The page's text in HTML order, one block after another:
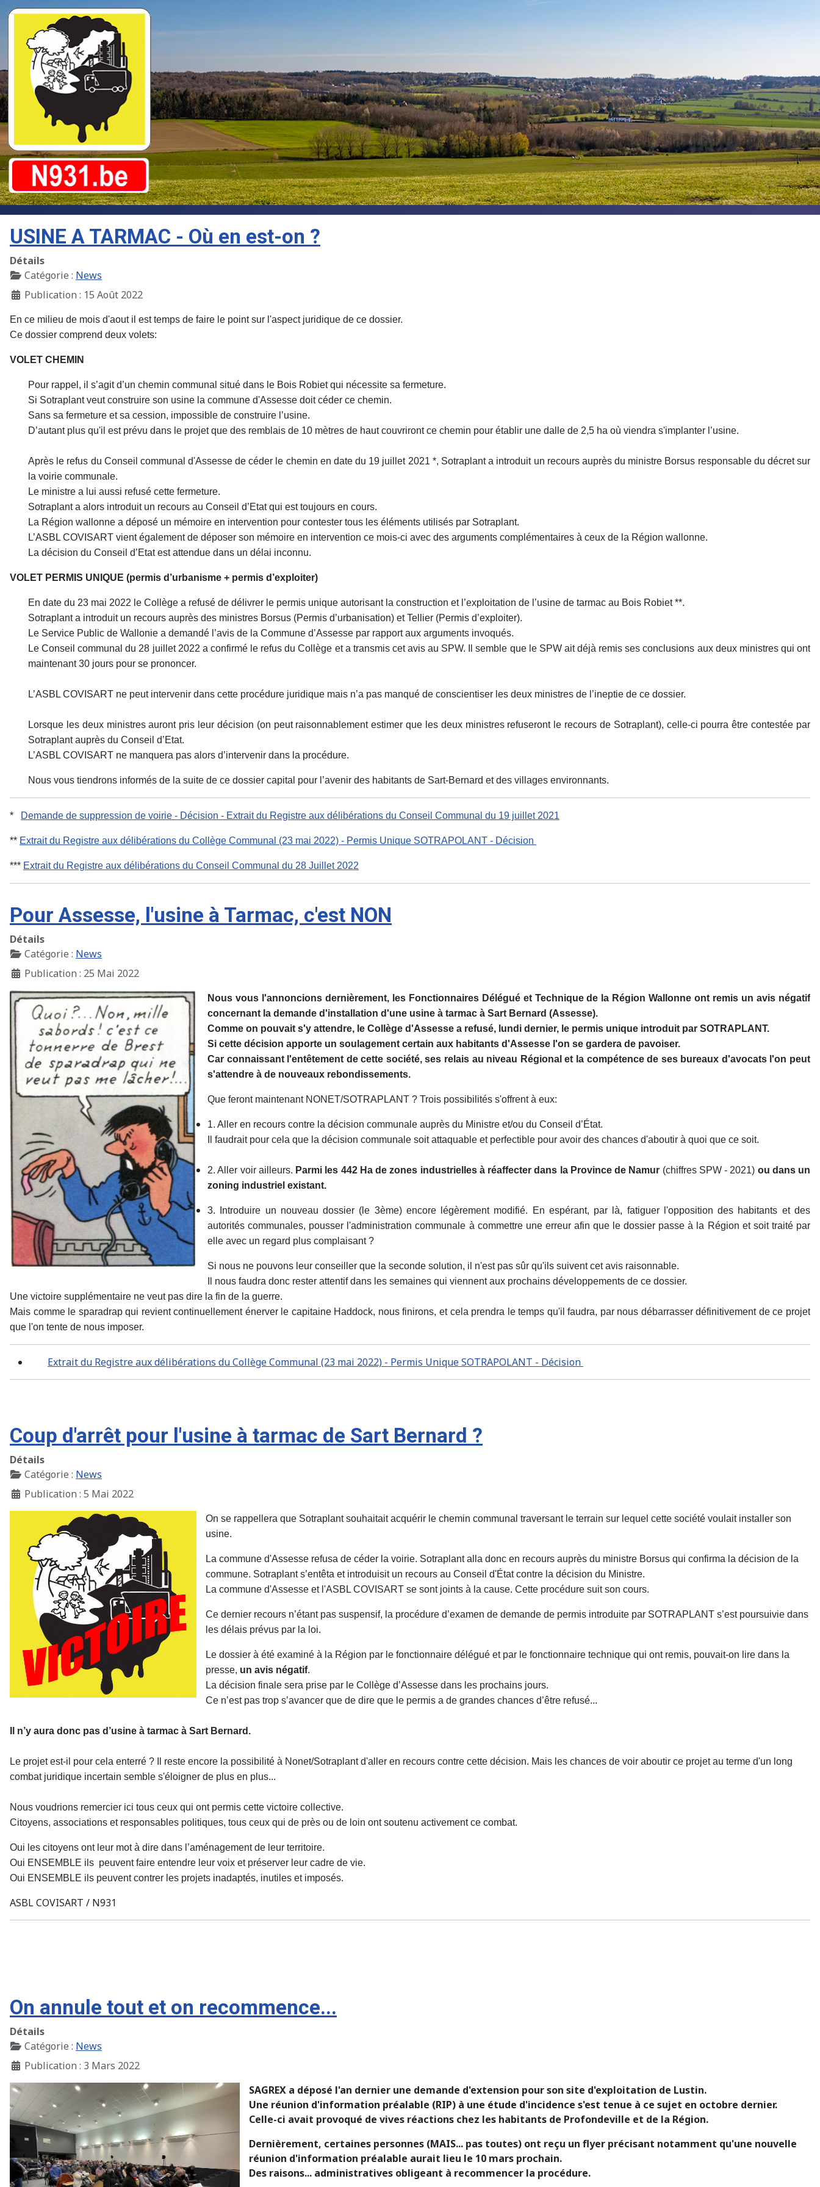
USINE A TARMAC - Où en est-on ?
Détails
Catégorie : News
Publication : 15 Août 2022
En ce milieu de mois d'aout il est temps de faire le point sur l'aspect juridique de ce dossier.
Ce dossier comprend deux volets:
VOLET CHEMIN
Pour rappel, il s’agit d’un chemin communal situé dans le Bois Robiet qui nécessite sa fermeture.
Si Sotraplant veut construire son usine la commune d'Assesse doit céder ce chemin.
Sans sa fermeture et sa cession, impossible de construire l’usine.
D’autant plus qu'il est prévu dans le projet que des remblais de 10 mètres de haut couvriront ce chemin pour établir une dalle de 2,5 ha où viendra s'implanter l’usine.
Après le refus du Conseil communal d'Assesse de céder le chemin en date du 19 juillet 2021 *, Sotraplant a introduit un recours auprès du ministre Borsus responsable du décret sur
la voirie communale.
Le ministre a lui aussi refusé cette fermeture.
Sotraplant a alors introduit un recours au Conseil d’Etat qui est toujours en cours.
La Région wallonne a déposé un mémoire en intervention pour contester tous les éléments utilisés par Sotraplant.
L’ASBL COVISART vient également de déposer son mémoire en intervention ce mois-ci avec des arguments complémentaires à ceux de la Région wallonne.
La décision du Conseil d’Etat est attendue dans un délai inconnu.
VOLET PERMIS UNIQUE (permis d’urbanisme + permis d’exploiter)
En date du 23 mai 2022 le Collège a refusé de délivrer le permis unique autorisant la construction et l’exploitation de l’usine de tarmac au Bois Robiet **.
Sotraplant a introduit un recours auprès des ministres Borsus (Permis d’urbanisation) et Tellier (Permis d’exploiter).
Le Service Public de Wallonie a demandé l’avis de la Commune d’Assesse par rapport aux arguments invoqués.
Le Conseil communal du 28 juillet 2022 a confirmé le refus du Collège et a transmis cet avis au SPW. Il semble que le SPW ait déjà remis ses conclusions aux deux ministres qui ont
maintenant 30 jours pour se prononcer.
L’ASBL COVISART ne peut intervenir dans cette procédure juridique mais n’a pas manqué de conscientiser les deux ministres de l’ineptie de ce dossier.
Lorsque les deux ministres auront pris leur décision (on peut raisonnablement estimer que les deux ministres refuseront le recours de Sotraplant), celle-ci pourra être contestée par
Sotraplant auprès du Conseil d’Etat.
L’ASBL COVISART ne manquera pas alors d’intervenir dans la procédure.
Nous vous tiendrons informés de la suite de ce dossier capital pour l’avenir des habitants de Sart-Bernard et des villages environnants.
* Demande de suppression de voirie - Décision - Extrait du Registre aux délibérations du Conseil Communal du 19 juillet 2021
** Extrait du Registre aux délibérations du Collège Communal (23 mai 2022) - Permis Unique SOTRAPOLANT - Décision
*** Extrait du Registre aux délibérations du Conseil Communal du 28 Juillet 2022
Pour Assesse, l'usine à Tarmac, c'est NON
Détails
Catégorie : News
Publication : 25 Mai 2022
Nous vous l'annoncions dernièrement, les Fonctionnaires Délégué et Technique de la Région Wallonne ont remis un avis négatif
concernant la demande d'installation d'une usine à tarmac à Sart Bernard (Assesse).
Comme on pouvait s'y attendre, le Collège d'Assesse a refusé, lundi dernier, le permis unique introduit par SOTRAPLANT.
Si cette décision apporte un soulagement certain aux habitants d'Assesse l'on se gardera de pavoiser.
Car connaissant l'entêtement de cette société, ses relais au niveau Régional et la compétence de ses bureaux d'avocats l'on peut
s'attendre à de nouveaux rebondissements.
Que feront maintenant NONET/SOTRAPLANT ? Trois possibilités s'offrent à eux:
1. Aller en recours contre la décision communale auprès du Ministre et/ou du Conseil d’État.
Il faudrait pour cela que la décision communale soit attaquable et perfectible pour avoir des chances d'aboutir à quoi que ce soit.
2. Aller voir ailleurs. Parmi les 442 Ha de zones industrielles à réaffecter dans la Province de Namur (chiffres SPW - 2021) ou dans un
zoning industriel existant.
3. Introduire un nouveau dossier (le 3ème) encore légèrement modifié. En espérant, par là, fatiguer l'opposition des habitants et des
autorités communales, pousser l'administration communale à commettre une erreur afin que le dossier passe à la Région et soit traité par
elle avec un regard plus complaisant ?
Si nous ne pouvons leur conseiller que la seconde solution, il n'est pas sûr qu'ils suivent cet avis raisonnable.
Il nous faudra donc rester attentif dans les semaines qui viennent aux prochains développements de ce dossier.
Une victoire supplémentaire ne veut pas dire la fin de la guerre.
Mais comme le sparadrap qui revient continuellement énerver le capitaine Haddock, nous finirons, et cela prendra le temps qu'il faudra, par nous débarrasser définitivement de ce projet
que l'on tente de nous imposer.
Extrait du Registre aux délibérations du Collège Communal (23 mai 2022) - Permis Unique SOTRAPOLANT - Décision
Coup d'arrêt pour l'usine à tarmac de Sart Bernard ?
Détails
Catégorie : News
Publication : 5 Mai 2022
On se rappellera que Sotraplant souhaitait acquérir le chemin communal traversant le terrain sur lequel cette société voulait installer son
usine.
La commune d'Assesse refusa de céder la voirie. Sotraplant alla donc en recours auprès du ministre Borsus qui confirma la décision de la
commune. Sotraplant s’entêta et introduisit un recours au Conseil d'État contre la décision du Ministre.
La commune d'Assesse et l'ASBL COVISART se sont joints à la cause. Cette procédure suit son cours.
Ce dernier recours n’étant pas suspensif, la procédure d’examen de demande de permis introduite par SOTRAPLANT s’est poursuivie dans
les délais prévus par la loi.
Le dossier à été examiné à la Région par le fonctionnaire délégué et par le fonctionnaire technique qui ont remis, pouvait-on lire dans la
presse, un avis négatif.
La décision finale sera prise par le Collège d’Assesse dans les prochains jours.
Ce n’est pas trop s’avancer que de dire que le permis a de grandes chances d’être refusé...
Il n’y aura donc pas d’usine à tarmac à Sart Bernard.
Le projet est-il pour cela enterré ? Il reste encore la possibilité à Nonet/Sotraplant d'aller en recours contre cette décision. Mais les chances de voir aboutir ce projet au terme d'un long
combat juridique incertain semble s'éloigner de plus en plus...
Nous voudrions remercier ici tous ceux qui ont permis cette victoire collective.
Citoyens, associations et responsables politiques, tous ceux qui de près ou de loin ont soutenu activement ce combat.
Oui les citoyens ont leur mot à dire dans l’aménagement de leur territoire.
Oui ENSEMBLE ils peuvent faire entendre leur voix et préserver leur cadre de vie.
Oui ENSEMBLE ils peuvent contrer les projets inadaptés, inutiles et imposés.
ASBL COVISART / N931
On annule tout et on recommence...
Détails
Catégorie : News
Publication : 3 Mars 2022
SAGREX a déposé l'an dernier une demande d'extension pour son site d'exploitation de Lustin.
Une réunion d'information préalable (RIP) à une étude d'incidence s'est tenue à ce sujet en octobre dernier.
Celle-ci avait provoqué de vives réactions chez les habitants de Profondeville et de la Région.
Dernièrement, certaines personnes (MAIS... pas toutes) ont reçu un flyer précisant notamment qu'une nouvelle
réunion d'information préalable aurait lieu le 10 mars prochain.
Des raisons... administratives obligeant à recommencer la procédure.